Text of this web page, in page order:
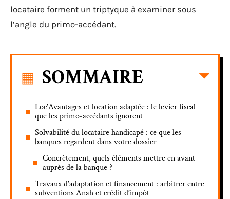
locataire forment un triptyque à examiner sous
l’angle du primo-accédant.
SOMMAIRE
Loc’Avantages et location adaptée : le levier fiscal
que les primo-accédants ignorent
Solvabilité du locataire handicapé : ce que les
banques regardent dans votre dossier
Concrètement, quels éléments mettre en avant
auprès de la banque ?
Travaux d’adaptation et financement : arbitrer entre
subventions Anah et crédit d’impôt